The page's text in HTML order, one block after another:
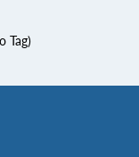
Tag)